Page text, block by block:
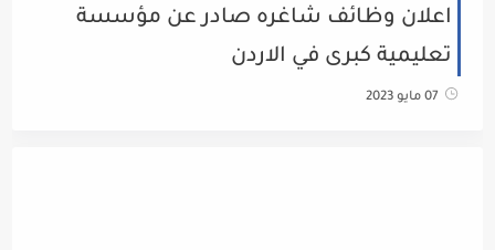
اعلان وظائف شاغره صادر عن مؤسسة
تعليمية كبرى في الاردن
07 مايو 2023